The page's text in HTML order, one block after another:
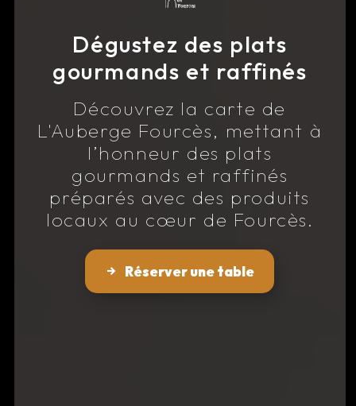
Dégustez des plats
gourmands et raffinés
Découvrez la carte de
L'Auberge Fourcès, mettant à
l’honneur des plats
gourmands et raffinés
préparés avec des produits
locaux au cœur de Fourcès.
Réserver une table